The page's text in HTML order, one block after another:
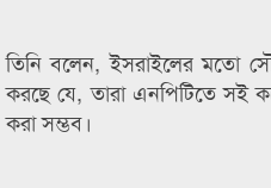
তিনি বলেন, ইসরাইলের মতো
করছে যে, তারা এনপিটিতে সই
করা সম্ভব।